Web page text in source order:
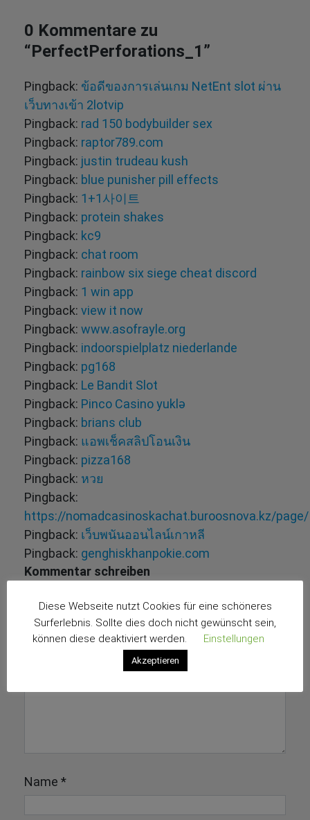
0 Kommentare zu
“PerfectPerforations_1”
Pingback: ข้อดีของการเล่นเกม NetEnt slot ผ่าน
เว็บทางเข้า 2lotvip
Pingback: rad 150 bodybuilder sex
Pingback: raptor789.com
Pingback: justin trudeau kush
Pingback: blue punisher pill effects
Pingback: 1+1사이트
Pingback: protein shakes
Pingback: kc9
Pingback: chat room
Pingback: rainbow six siege cheat discord
Pingback: 1 win app
Pingback: view it now
Pingback: www.asofrayle.org
Pingback: indoorspielplatz niederlande
Pingback: pg168
Pingback: Le Bandit Slot
Pingback: Pinco Casino yuklə
Pingback: brians club
Pingback: แอพเช็คสลิปโอนเงิน
Pingback: pizza168
Pingback: หวย
Pingback:
https://nomadcasinoskachat.buroosnova.kz/page/
Pingback: เว็บพนันออนไลน์เกาหลี
Pingback: genghiskhanpokie.com
Kommentar schreiben
Deine E-Mail-Adresse wird nicht veröffentlicht.
Erforderliche Felder sind mit*markiert
Name *
Diese Webseite nutzt Cookies für eine schöneres
Surferlebnis. Sollte dies doch nicht gewünscht sein,
können diese deaktiviert werden.
Einstellungen
Akzeptieren